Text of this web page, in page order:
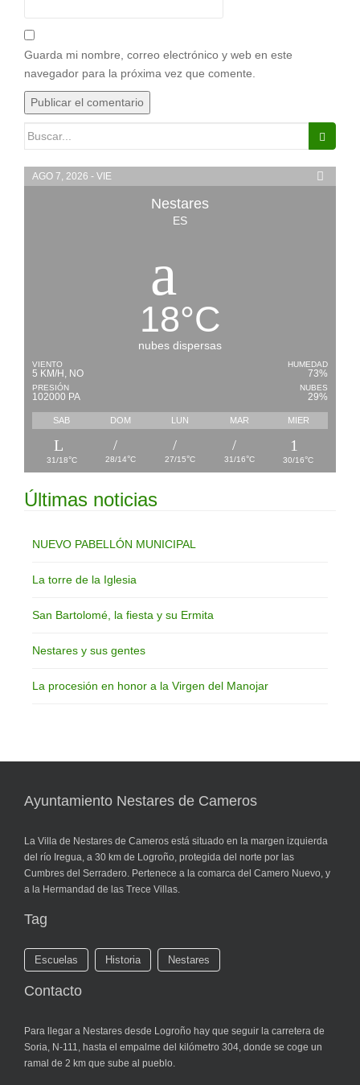
Guarda mi nombre, correo electrónico y web en este
navegador para la próxima vez que comente.
Buscar:
AGO 7, 2026 - VIE
Nestares
ES
18°C
nubes dispersas
VIENTO
5 KM/H, NO
PRESIÓN
102000 PA
HUMEDAD
73%
NUBES
29%
SAB DOM LUN MAR MIER
31/18°C 28/14°C 27/15°C 31/16°C 30/16°C
Últimas noticias
NUEVO PABELLÓN MUNICIPAL
La torre de la Iglesia
San Bartolomé, la fiesta y su Ermita
Nestares y sus gentes
La procesión en honor a la Virgen del Manojar
Ayuntamiento Nestares de Cameros
La Villa de Nestares de Cameros está situado en la margen izquierda
del río Iregua, a 30 km de Logroño, protegida del norte por las
Cumbres del Serradero. Pertenece a la comarca del Camero Nuevo, y
a la Hermandad de las Trece Villas.
Tag
Escuelas Historia Nestares
Contacto
Para llegar a Nestares desde Logroño hay que seguir la carretera de
Soria, N-111, hasta el empalme del kilómetro 304, donde se coge un
ramal de 2 km que sube al pueblo.